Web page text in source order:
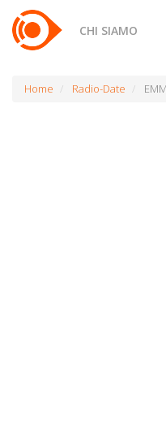
CHI SIAMO
Home Radio-Date